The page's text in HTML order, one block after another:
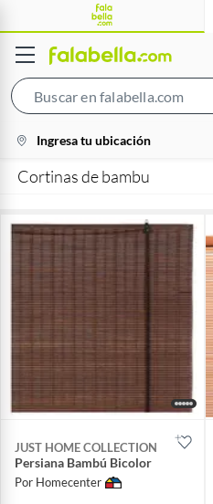
location-
icon
Ingresa tu ubicación
Cortinas de bambu
JUST HOME COLLECTION
Persiana Bambú Bicolor
Por Homecenter